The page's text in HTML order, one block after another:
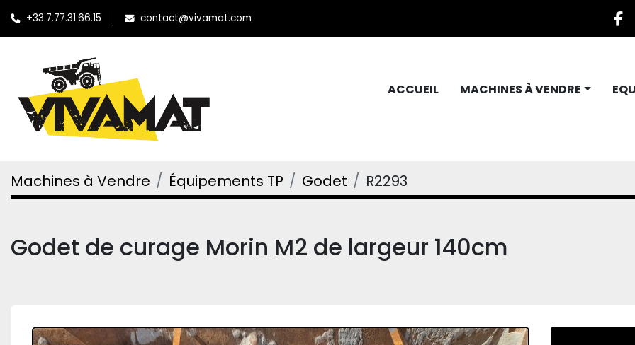
+33.7.77.31.66.15 contact@vivamat.com
ACCUEIL MACHINES À VENDRE
Machines à Vendre Équipements TP Godet R2293
Godet de curage Morin M2 de largeur 140cm